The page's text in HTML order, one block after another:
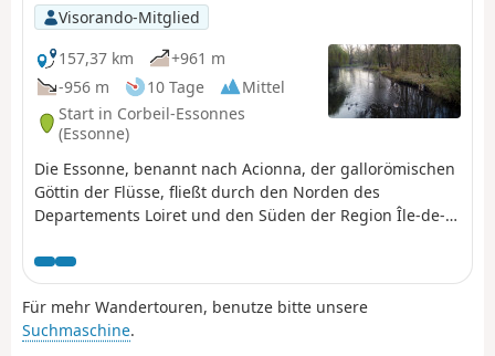
Visorando-Mitglied
157,37 km
+961 m
-956 m
10 Tage
Mittel
Start in Corbeil-Essonnes
(Essonne)
Die Essonne, benannt nach Acionna, der gallorömischen
Göttin der Flüsse, fließt durch den Norden des
Departements Loiret und den Süden der Region Île-de-
die letzten vier flussabwärts. Diese neun Etappen sind
mit dem Zug erreichbar. Eine Etappe, die nicht mit dem
Zug erreichbar ist, bildet eine Schleife flussaufwärts. Die
Route wechselt zwischen Wegen entlang des Flusses,
Für mehr Wandertouren, benutze bitte unsere
Suchmaschine.